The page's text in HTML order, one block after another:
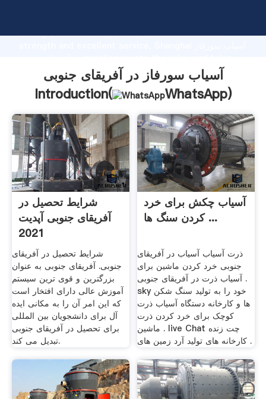
strong production capability, advanced research
values to all of customers.
آسیاب سورفاز در آفریقای جنوبی
Introduction(
WhatsApp)
شرایط تحصیل در
آفریقای جنوبی آپدیت
2021
شرایط تحصیل در آفریقای
جنوبی. آفریقای جنوبی به عنوان
بزرگترین و قوی ترین سیستم
آموزش عالی دارای افتخار است
که این امر آن را به مکانی ایده
آل برای دانشجویان بین المللی
برای تحصیل در آفریقای جنوبی
تبدیل می کند.
آسیاب چکش برای خرد
کردن سنگ ها ...
ذرت آسیاب آسیاب در آفریقای
جنوبی خرد کردن ماشین برای
آسیاب ذرت در آفریقای جنوبی .
sky خود را به تولید سنگ شکن
ها و کارخانه دستگاه آسیاب ذرت
کوچک برای خرد کردن ذرت
ماشین . live Chat چت زنده
کارخانه های تولید آرد زمین های .